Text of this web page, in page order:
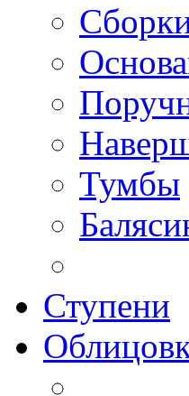
Тумбы
Ступени